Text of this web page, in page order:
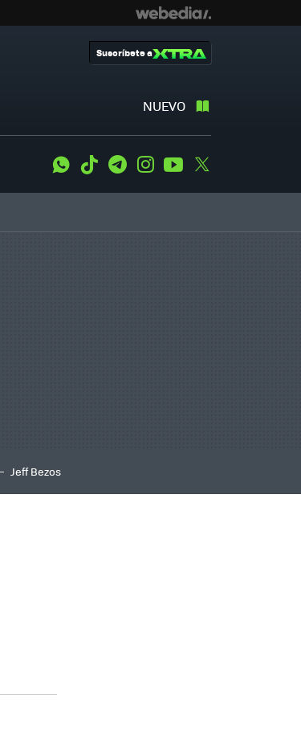
NUEVO
Suscríbete a
WhatsApp
Tiktok TelegramInstagramYoutube
Jeff Bezos